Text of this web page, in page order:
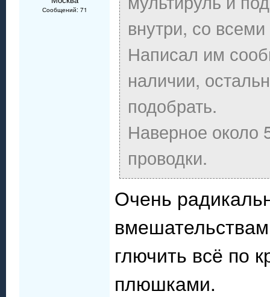
Сообщений: 71
внутри, со
Написал им
наличии,
подобрать.
Наверное около
проводки.
Очень
глючить всё по
плюшками.